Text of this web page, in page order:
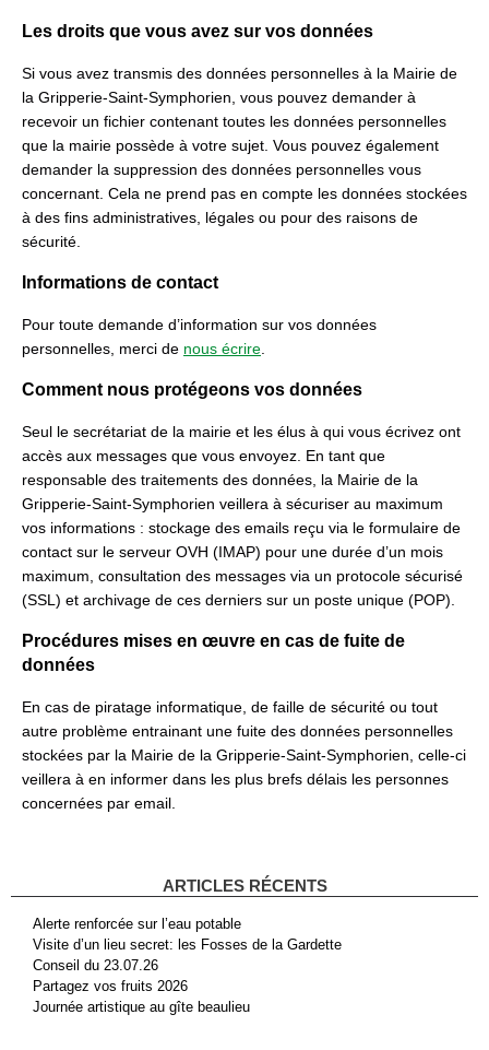
Les droits que vous avez sur vos données
Si vous avez transmis des données personnelles à la Mairie de
la Gripperie-Saint-Symphorien, vous pouvez demander à
recevoir un fichier contenant toutes les données personnelles
que la mairie possède à votre sujet. Vous pouvez également
demander la suppression des données personnelles vous
concernant. Cela ne prend pas en compte les données stockées
à des fins administratives, légales ou pour des raisons de
sécurité.
Informations de contact
Pour toute demande d’information sur vos données
personnelles, merci de nous écrire
Comment nous protégeons vos données
Seul le secrétariat de la mairie et les élus à qui vous écrivez ont
accès aux messages que vous envoyez. En tant que
responsable des traitements des données, la Mairie de la
Gripperie-Saint-Symphorien veillera à sécuriser au maximum
vos informations : stockage des emails reçu via le formulaire de
contact sur le serveur OVH (IMAP) pour une durée d’un mois
maximum, consultation des messages via un protocole sécurisé
(SSL) et archivage de ces derniers sur un poste unique (POP).
Procédures mises en œuvre en cas de fuite de
données
En cas de piratage informatique, de faille de sécurité ou tout
autre problème entrainant une fuite des données personnelles
stockées par la Mairie de la Gripperie-Saint-Symphorien, celle-ci
veillera à en informer dans les plus brefs délais les personnes
concernées par email.
ARTICLES RÉCENTS
Alerte renforcée sur l’eau potable
Visite d’un lieu secret: les Fosses de la Gardette
Conseil du 23.07.26
Partagez vos fruits 2026
Journée artistique au gîte beaulieu